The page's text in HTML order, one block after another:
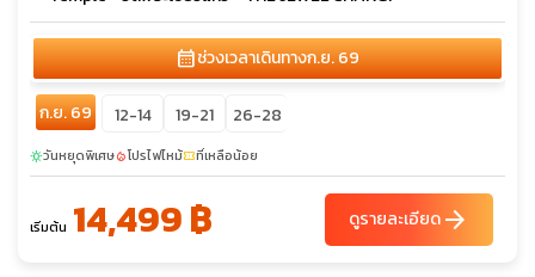
calendar_monthช่วงเวลาเดินทางก.ย. 69
ก.ย. 69 12-14 19-21 26-28
sunnyวันหยุดพิเศษlocal_fire_departmentโปรไฟไหม้confirmation_numberที่เหลือน้อย
เริ่มต้น 14,499 ฿ ดูรายละเอียดarrow_forward